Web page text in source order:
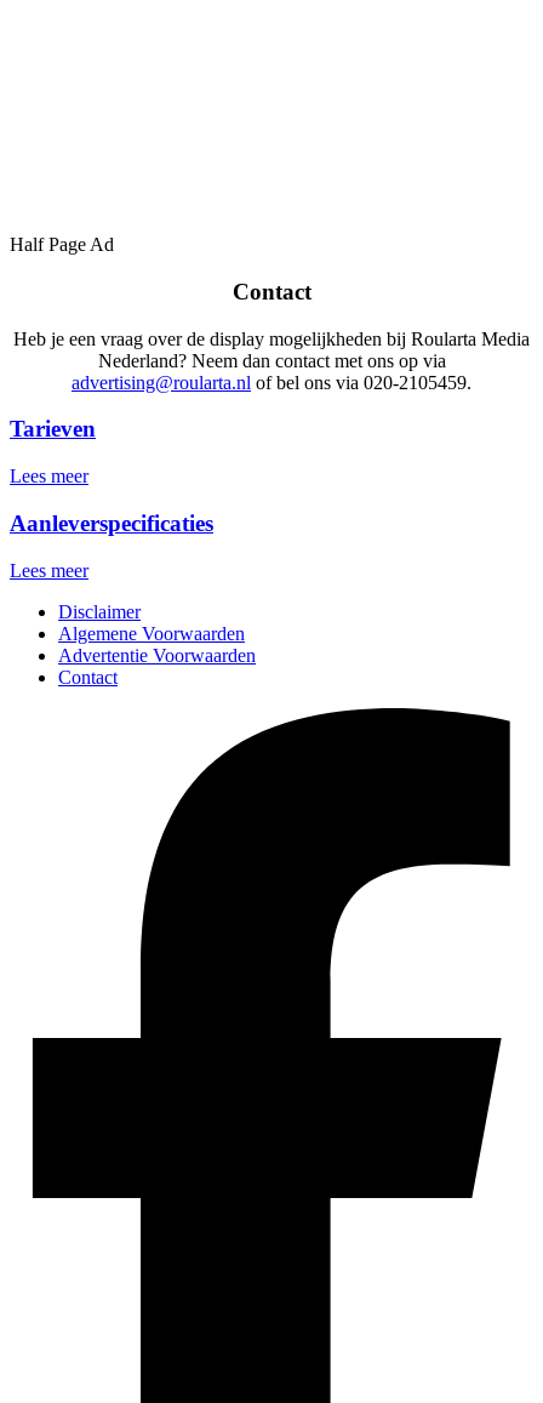
Half Page Ad
Contact
Heb je een vraag over de display mogelijkheden bij Roularta Media
Nederland? Neem dan contact met ons op via
advertising@roularta.nl of bel ons via 020-2105459.
Tarieven
Lees meer
Aanleverspecificaties
Lees meer
Disclaimer
Algemene Voorwaarden
Advertentie Voorwaarden
Contact